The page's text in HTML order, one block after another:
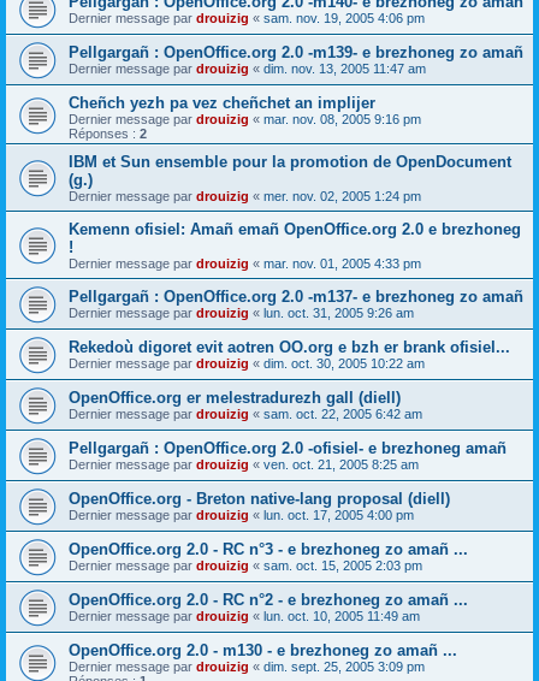
Dernier message par drouizig « sam. nov. 19, 2005 4:06 pm
Pellgargañ : OpenOffice.org 2.0 -m139- e brezhoneg zo amañ
Dernier message par drouizig « dim. nov. 13, 2005 11:47 am
Cheñch yezh pa vez cheñchet an implijer
Dernier message par drouizig « mar. nov. 08, 2005 9:16 pm
Réponses : 2
IBM et Sun ensemble pour la promotion de OpenDocument
(g.)
Dernier message par drouizig « mer. nov. 02, 2005 1:24 pm
Kemenn ofisiel: Amañ emañ OpenOffice.org 2.0 e brezhoneg
!
Dernier message par drouizig « mar. nov. 01, 2005 4:33 pm
Pellgargañ : OpenOffice.org 2.0 -m137- e brezhoneg zo amañ
Dernier message par drouizig « lun. oct. 31, 2005 9:26 am
Rekedoù digoret evit aotren OO.org e bzh er brank ofisiel...
Dernier message par drouizig « dim. oct. 30, 2005 10:22 am
OpenOffice.org er melestradurezh gall (diell)
Dernier message par drouizig « sam. oct. 22, 2005 6:42 am
Pellgargañ : OpenOffice.org 2.0 -ofisiel- e brezhoneg amañ
Dernier message par drouizig « ven. oct. 21, 2005 8:25 am
OpenOffice.org - Breton native-lang proposal (diell)
Dernier message par drouizig « lun. oct. 17, 2005 4:00 pm
OpenOffice.org 2.0 - RC n°3 - e brezhoneg zo amañ ...
Dernier message par drouizig « sam. oct. 15, 2005 2:03 pm
OpenOffice.org 2.0 - RC n°2 - e brezhoneg zo amañ ...
Dernier message par drouizig « lun. oct. 10, 2005 11:49 am
OpenOffice.org 2.0 - m130 - e brezhoneg zo amañ ...
Dernier message par drouizig « dim. sept. 25, 2005 3:09 pm